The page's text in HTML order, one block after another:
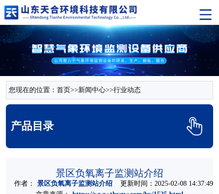
您现在的位置： 首页>>新闻中心>>行业动态
产品目录
景区负氧离子监测站介绍
作者： 景区负氧离子监测站介绍更新时间：2025-02-08 14:37:49